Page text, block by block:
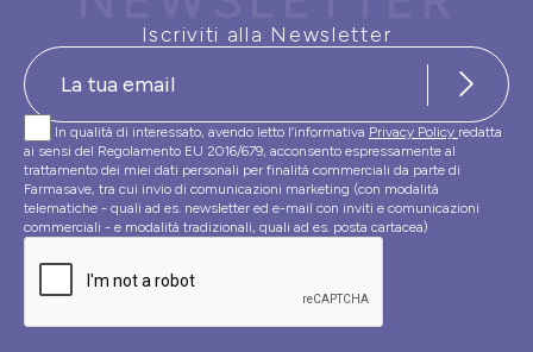
Iscriviti alla Newsletter
In qualità di interessato, avendo letto l’informativa Privacy Policy redatta
ai sensi del Regolamento EU 2016/679, acconsento espressamente al
trattamento dei miei dati personali per finalità commerciali da parte di
Farmasave, tra cui invio di comunicazioni marketing (con modalità
telematiche - quali ad es. newsletter ed e-mail con inviti e comunicazioni
commerciali - e modalità tradizionali, quali ad es. posta cartacea)